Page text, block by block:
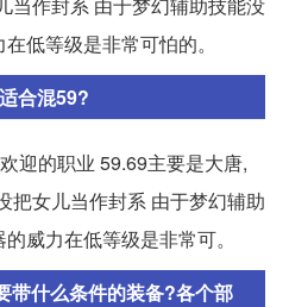
低等级是非常可怕的。
合混59?
迎的职业 59.69主要是大唐,
把女儿当作封系 由于梦幻辅助
威力在低等级是非常可。
带什么条件的装备?各个部